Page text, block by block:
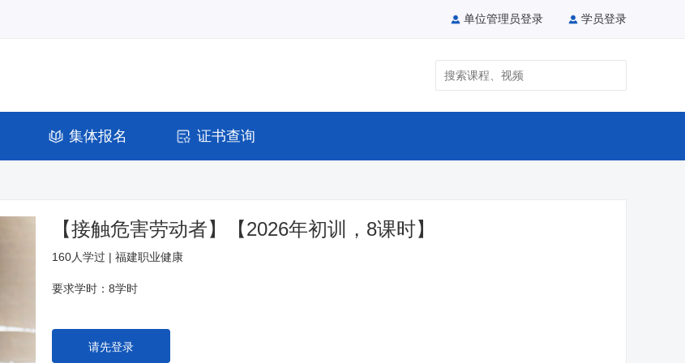
单位管理员登录 学员登录
集体报名 证书查询
【接触危害劳动者】【2026年初训，8课时】
160人学过 | 福建职业健康
要求学时：8学时
请先登录